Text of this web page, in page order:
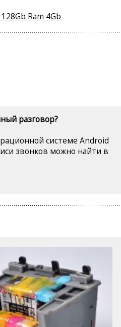
Ram 4Gb
разговор?
системе Android
звонков можно найти в